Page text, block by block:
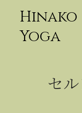
Hinako
Yoga
セ